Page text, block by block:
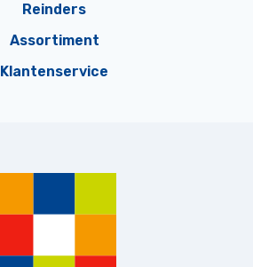
Reinders
Assortiment
Klantenservice